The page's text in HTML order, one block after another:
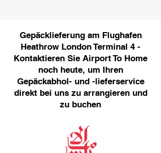
Gepäcklieferung am Flughafen
Heathrow London Terminal 4 -
Kontaktieren Sie Airport To Home
noch heute, um Ihren
Gepäckabhol- und -lieferservice
direkt bei uns zu arrangieren und
zu buchen